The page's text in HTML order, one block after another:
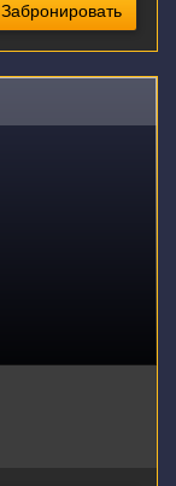
Забронировать